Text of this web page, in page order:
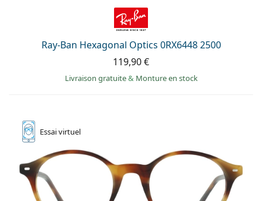
Ray-Ban Hexagonal Optics 0RX6448 2500
119,90 €
Livraison gratuite& Monture en stock
Essaivirtuel